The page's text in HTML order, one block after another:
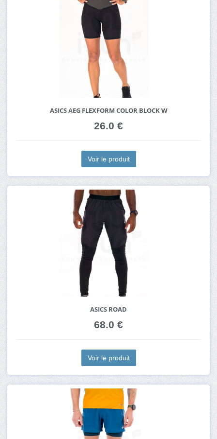
ASICS AEG FLEXFORM COLOR BLOCK W
26.0 €
Voir le produit
ASICS ROAD
68.0 €
Voir le produit